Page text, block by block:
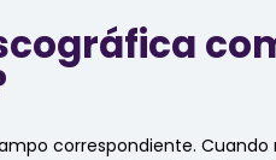
correspondiente.